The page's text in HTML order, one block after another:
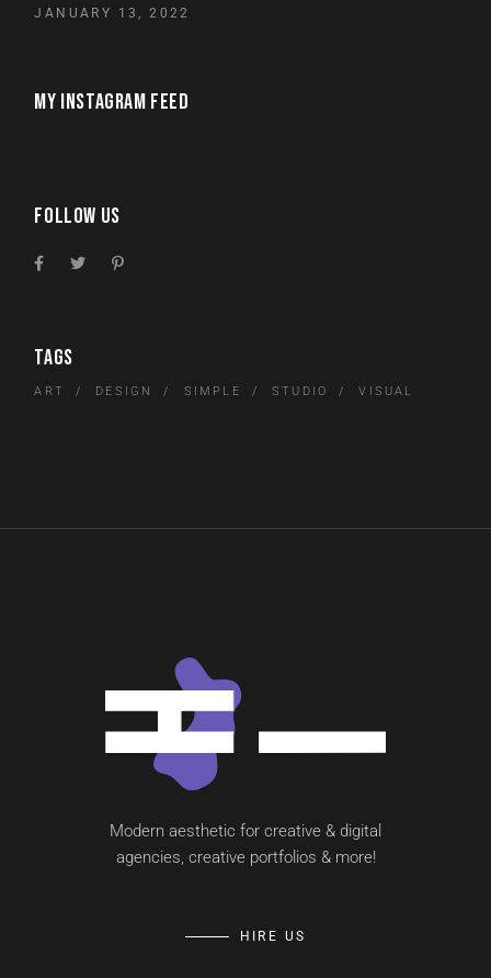
JANUARY 13, 2022
MY INSTAGRAM FEED
FOLLOW US
TAGS
ART DESIGN SIMPLE STUDIO VISUAL
Modern aesthetic for creative & digital
agencies, creative portfolios & more!
HIRE US